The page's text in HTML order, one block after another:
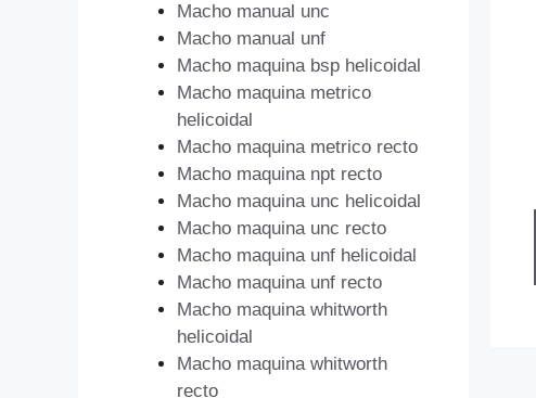
Macho manual unc
Macho manual unf
Macho maquina bsp helicoidal
Macho maquina metrico
helicoidal
Macho maquina metrico recto
Macho maquina npt recto
Macho maquina unc helicoidal
Macho maquina unc recto
Macho maquina unf helicoidal
Macho maquina unf recto
Macho maquina whitworth
helicoidal
Macho maquina whitworth
recto